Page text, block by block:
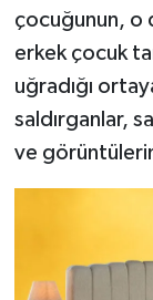
çocuğunun, o
erkek çocuk
uğradığı
saldırganlar,
ve